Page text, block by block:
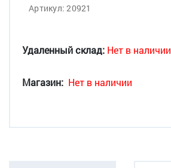
Артикул: 20921
Удаленный склад: Нет в наличии
Магазин: Нет в наличии